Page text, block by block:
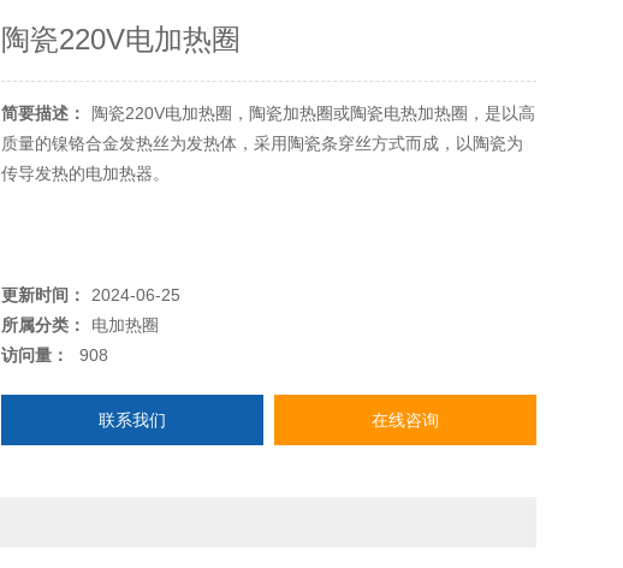
陶瓷220V电加热圈
简要描述：
陶瓷220V电加热圈，陶瓷加热圈或陶瓷电热加热圈，是以高
质量的镍铬合金发热丝为发热体，采用陶瓷条穿丝方式而成，以陶瓷为
传导发热的电加热器。
更新时间：
2024-06-25
所属分类：
电加热圈
访问量：
908
联系我们 在线咨询